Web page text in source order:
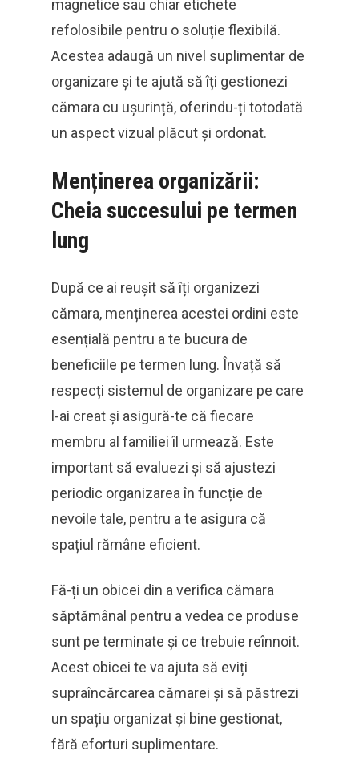
magnetice sau chiar etichete
refolosibile pentru o soluție flexibilă.
Acestea adaugă un nivel suplimentar de
organizare și te ajută să îți gestionezi
cămara cu ușurință, oferindu-ți totodată
un aspect vizual plăcut și ordonat.
Menținerea organizării:
Cheia succesului pe termen
lung
După ce ai reușit să îți organizezi
cămara, menținerea acestei ordini este
esențială pentru a te bucura de
beneficiile pe termen lung. Învață să
respecți sistemul de organizare pe care
l-ai creat și asigură-te că fiecare
membru al familiei îl urmează. Este
important să evaluezi și să ajustezi
periodic organizarea în funcție de
nevoile tale, pentru a te asigura că
spațiul rămâne eficient.
Fă-ți un obicei din a verifica cămara
săptămânal pentru a vedea ce produse
sunt pe terminate și ce trebuie reînnoit.
Acest obicei te va ajuta să eviți
supraîncărcarea cămarei și să păstrezi
un spațiu organizat și bine gestionat,
fără eforturi suplimentare.